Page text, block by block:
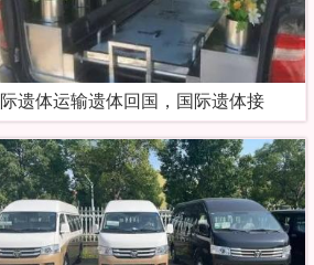
遗体运输遗体回国，国际遗体接